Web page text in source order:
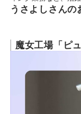
うさよしさんの
魔女工場「ピ